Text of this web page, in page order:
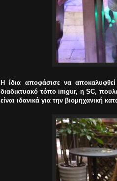
Η ίδια αποφάσισε να
διαδικτυακό τόπο imgur, η SC,
είναι ιδανικά για την βιομηχανική